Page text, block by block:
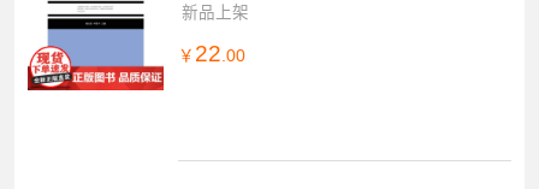
新品上架
￥ 22.00